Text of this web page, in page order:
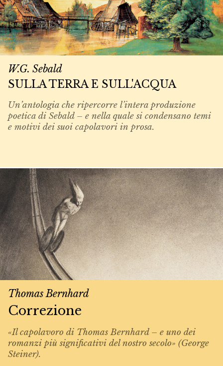
W.G. Sebald
SULLA TERRA E SULL'ACQUA
Un’antologia che ripercorre l’intera produzione
poetica di Sebald – e nella quale si condensano temi
e motivi dei suoi capolavori in prosa.
Thomas Bernhard
Correzione
«Il capolavoro di Thomas Bernhard – e uno dei
romanzi più significativi del nostro secolo» (George
Steiner).